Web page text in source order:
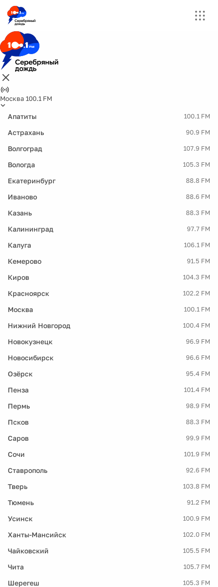
Москва 100.1 FM
Апатиты 100.1 FM
Астрахань 90.9 FM
Волгоград 107.9 FM
Вологда 105.3 FM
Екатеринбург 88.8 FM
Иваново 88.6 FM
Казань 88.3 FM
Калининград 97.7 FM
Калуга 106.1 FM
Кемерово 91.5 FM
Киров 104.3 FM
Красноярск 102.2 FM
Москва 100.1 FM
Нижний Новгород 100.4 FM
Новокузнецк 96.9 FM
Новосибирск 96.6 FM
Озёрск 95.4 FM
Пенза 101.4 FM
Пермь 98.9 FM
Псков 88.3 FM
Саров 99.9 FM
Сочи 101.9 FM
Ставрополь 92.6 FM
Тверь 103.8 FM
Тюмень 91.2 FM
Усинск 100.9 FM
Ханты-Мансийск 102.0 FM
Чайковский 105.5 FM
Чита 105.7 FM
Шерегеш 105.3 FM